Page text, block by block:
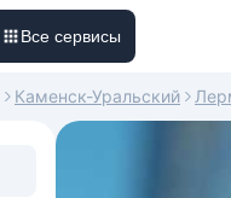
Все сервисы
Каменск-Уральский